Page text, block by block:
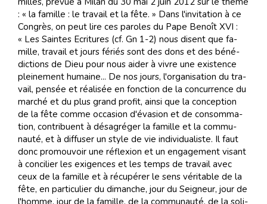
: « la fa­mille : le tra­vail et la fête. » Dans l'in­vi­ta­tion à ce
Con­grès, on peut lire ces pa­ro­les du Pape Be­noît XVI :
« Les Sain­tes Ecri­tu­res (cf. Gn 1-2) nous di­sent que fa­
mille, tra­vail et jours fé­riés sont des dons et des bé­né­
dic­tions de Dieu pour nous ai­der à vi­vre une exis­tence
plei­ne­ment hu­maine... De nos jours, l'or­ga­ni­sa­tion du tra­
vail, pen­sée et réa­li­sée en fonc­tion de la con­cur­rence du
mar­ché et du plus grand pro­fit, ain­si que la con­cep­tion
de la fête comme oc­ca­sion d'éva­sion et de con­som­ma­
tion, con­tri­buent à dés­agré­ger la fa­mille et la com­mu­
nau­té, et à dif­fu­ser un style de vie in­di­vi­dua­liste. Il faut
donc pro­mou­voir une ré­flexion et un en­ga­ge­ment vi­sant
à con­ci­lier les exi­gen­ces et les temps de tra­vail avec
ceux de la fa­mille et à ré­cu­pé­rer le sens vé­ri­ta­ble de la
fête, en par­ti­cu­lier du di­man­che, jour du Sei­gneur, jour de
l'homme, jour de la fa­mille, de la com­mu­nau­té, de la so­li­